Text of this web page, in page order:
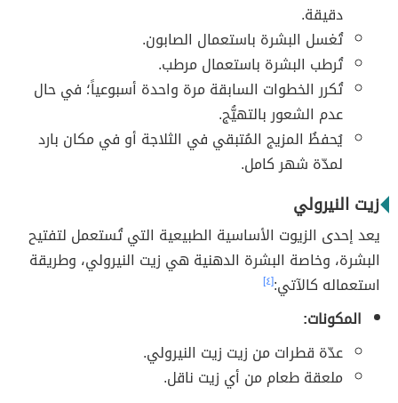
دقيقة.
تُغسل البشرة باستعمال الصابون.
تُرطب البشرة باستعمال مرطب.
تُكرر الخطوات السابقة مرة واحدة أسبوعياً؛ في حال
عدم الشعور بالتهيُّج.
يُحفظُ المزيج المُتبقي في الثلاجة أو في مكان بارد
لمدّة شهر كامل.
زيت النيرولي
يعد إحدى الزيوت الأساسية الطبيعية التي تُستعمل لتفتيح
البشرة، وخاصة البشرة الدهنية هي زيت النيرولي، وطريقة
استعماله كالآتي:[٤]
المكونات:
عدّة قطرات من زيت زيت النيرولي.
ملعقة طعام من أي زيت ناقل.